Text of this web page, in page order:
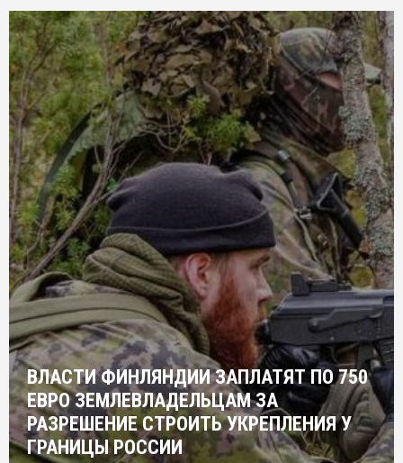
ВЛАСТИ ФИНЛЯНДИИ ЗАПЛАТЯТ ПО 750
ЕВРО ЗЕМЛЕВЛАДЕЛЬЦАМ ЗА
РАЗРЕШЕНИЕ СТРОИТЬ УКРЕПЛЕНИЯ У
ГРАНИЦЫ РОССИИ